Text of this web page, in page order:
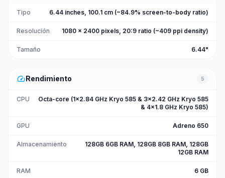
Tipo 6.44 inches, 100.1 cm (~84.9% screen-to-body ratio)
Resolución 1080 x 2400 pixels, 20:9 ratio (~409 ppi density)
Tamaño 6.44"
speedRendimiento 5
CPU
Octa-core (1x2.84 GHz Kryo 585 & 3x2.42 GHz Kryo 585
& 4x1.8 GHz Kryo 585)
GPU Adreno 650
Almacenamiento
128GB 6GB RAM, 128GB 8GB RAM, 128GB
12GB RAM
RAM 6 GB